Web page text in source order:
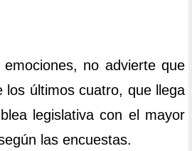
no advierte que
los últimos cuatro, que llega
legislativa con el mayor
las encuestas.